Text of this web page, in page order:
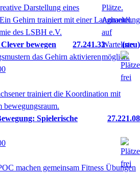
bewegen 27.241.32
neu
das Gehirn aktivieren
Spielerische
27.221.08